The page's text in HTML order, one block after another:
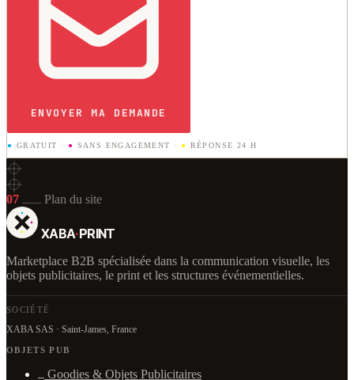
ENVOYER MA DEMANDE
● GRATUIT · ● SANS ENGAGEMENT · ● RÉPONSE 24 H
07 Plan du site
XABA·PRINT
Marketplace B2B spécialisée dans la communication visuelle, les
objets publicitaires, le print et les structures événementielles.
SOCIÉTÉ
XABA SAS · Saint-James, France
OBJETS PUB
Goodies & Objets Publicitaires